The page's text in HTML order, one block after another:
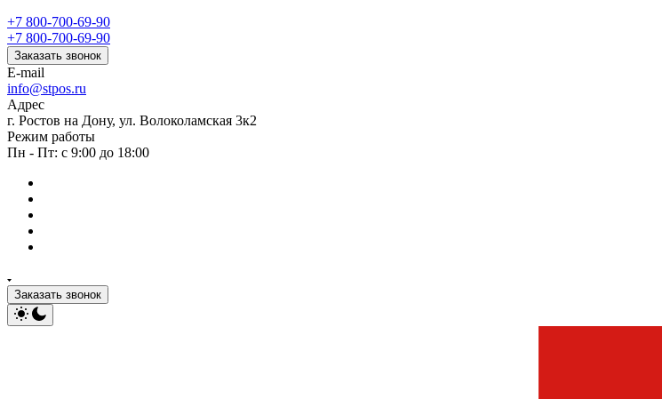
+7 800-700-69-90
+7 800-700-69-90
Заказать звонок
E-mail
info@stpos.ru
Адрес
г. Ростов на Дону, ул. Волоколамская 3к2
Режим работы
Пн - Пт: с 9:00 до 18:00
Заказать звонок